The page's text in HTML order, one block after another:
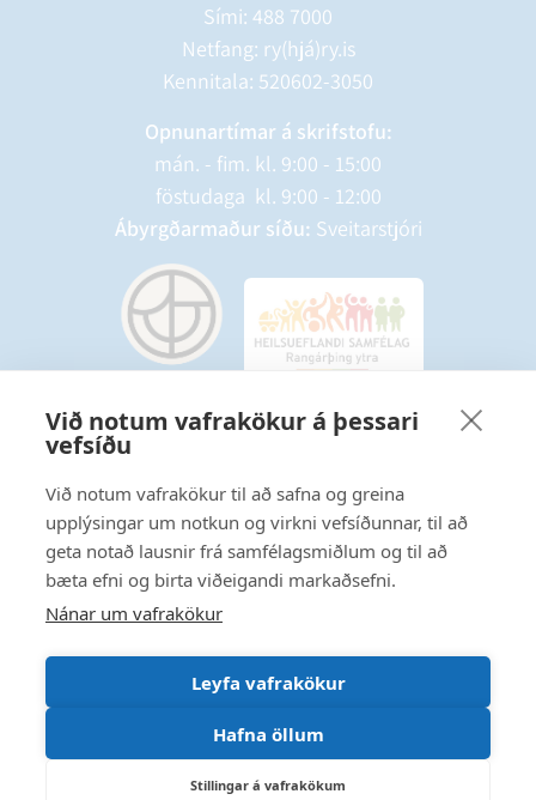
Við notum vafrakökur á þessari
vefsíðu
Við notum vafrakökur til að safna og greina
upplýsingar um notkun og virkni vefsíðunnar, til að
geta notað lausnir frá samfélagsmiðlum og til að
bæta efni og birta viðeigandi markaðsefni.
Nánar um vafrakökur
Leyfa vafrakökur
Hafna öllum
Stillingar á vafrakökum
Sími: 488 7000
Netfang: ry(hjá)ry.is
Kennitala: 520602-3050
Opnunartímar á skrifstofu:
mán. - fim. kl. 9:00 - 15:00
föstudaga kl. 9:00 - 12:00
Ábyrgðarmaður síðu: Sveitarstjóri
Starfsmannavefur
Hafðu samband
Ritstjórnarstefna
Fylgstu með á Facebook